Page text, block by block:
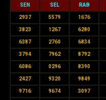
SEN SEL RAB
2937 5579 1676
3823 1267 6280
6387 2760 6834
3794 7962 8792
6086 0296 8390
2427 9320 9849
9716 9674 3097